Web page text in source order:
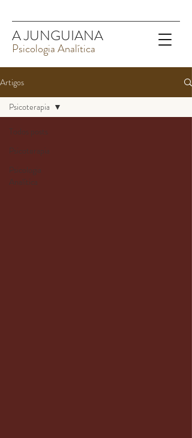
A JUNGUIANA
Psicologia Analítica
Artigos
Todos posts
Psicoterapia
Psicologia
Analítica
Psicoterapia